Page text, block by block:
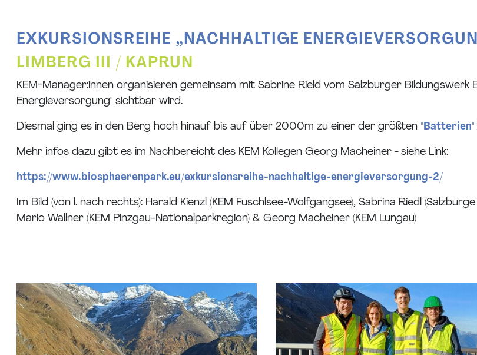
EXKURSIONSREIHE „NACHHALTIGE
LIMBERG III / KAPRUN
KEM-Manager:innen organisieren gemeinsam mit Sabrine Rield vom Salzburger Bildungswerk
Energieversorgung" sichtbar wird.
Diesmal ging es in den Berg hoch hinauf bis auf über 2000m zu einer der größten "Batterien"
Mehr infos dazu gibt es im Nachbereicht des KEM Kollegen Georg Macheiner - siehe Link:
https://www.biosphaerenpark.eu/exkursionsreihe-nachhaltige-energieversorgung-2/
Im Bild (von l. nach rechts): Harald Kienzl (KEM Fuschlsee-Wolfgangsee), Sabrina Riedl
Mario Wallner (KEM Pinzgau-Nationalparkregion) & Georg Macheiner (KEM Lungau)